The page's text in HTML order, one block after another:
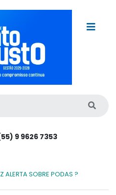
9 9626 7353
ALERTA SOBRE PODAS ?